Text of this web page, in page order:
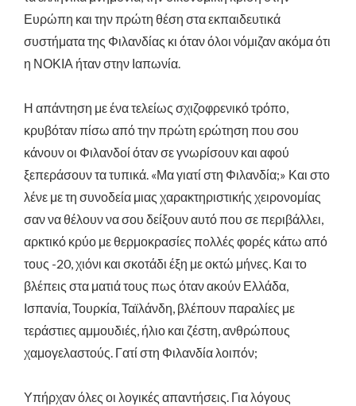
Ευρώπη και την πρώτη θέση στα εκπαιδευτικά
συστήματα της Φιλανδίας κι όταν όλοι νόμιζαν ακόμα ότι
η ΝΟΚΙΑ ήταν στην Ιαπωνία.
Η απάντηση με ένα τελείως σχιζοφρενικό τρόπο,
κρυβόταν πίσω από την πρώτη ερώτηση που σου
κάνουν οι Φιλανδοί όταν σε γνωρίσουν και αφού
ξεπεράσουν τα τυπικά. «Μα γιατί στη Φιλανδία;» Και στο
λένε με τη συνοδεία μιας χαρακτηριστικής χειρονομίας
σαν να θέλουν να σου δείξουν αυτό που σε περιβάλλει,
αρκτικό κρύο με θερμοκρασίες πολλές φορές κάτω από
τους -20, χιόνι και σκοτάδι έξη με οκτώ μήνες. Και το
βλέπεις στα ματιά τους πως όταν ακούν Ελλάδα,
Ισπανία, Τουρκία, Ταϊλάνδη, βλέπουν παραλίες με
τεράστιες αμμουδιές, ήλιο και ζέστη, ανθρώπους
χαμογελαστούς. Γατί στη Φιλανδία λοιπόν;
Υπήρχαν όλες οι λογικές απαντήσεις. Για λόγους